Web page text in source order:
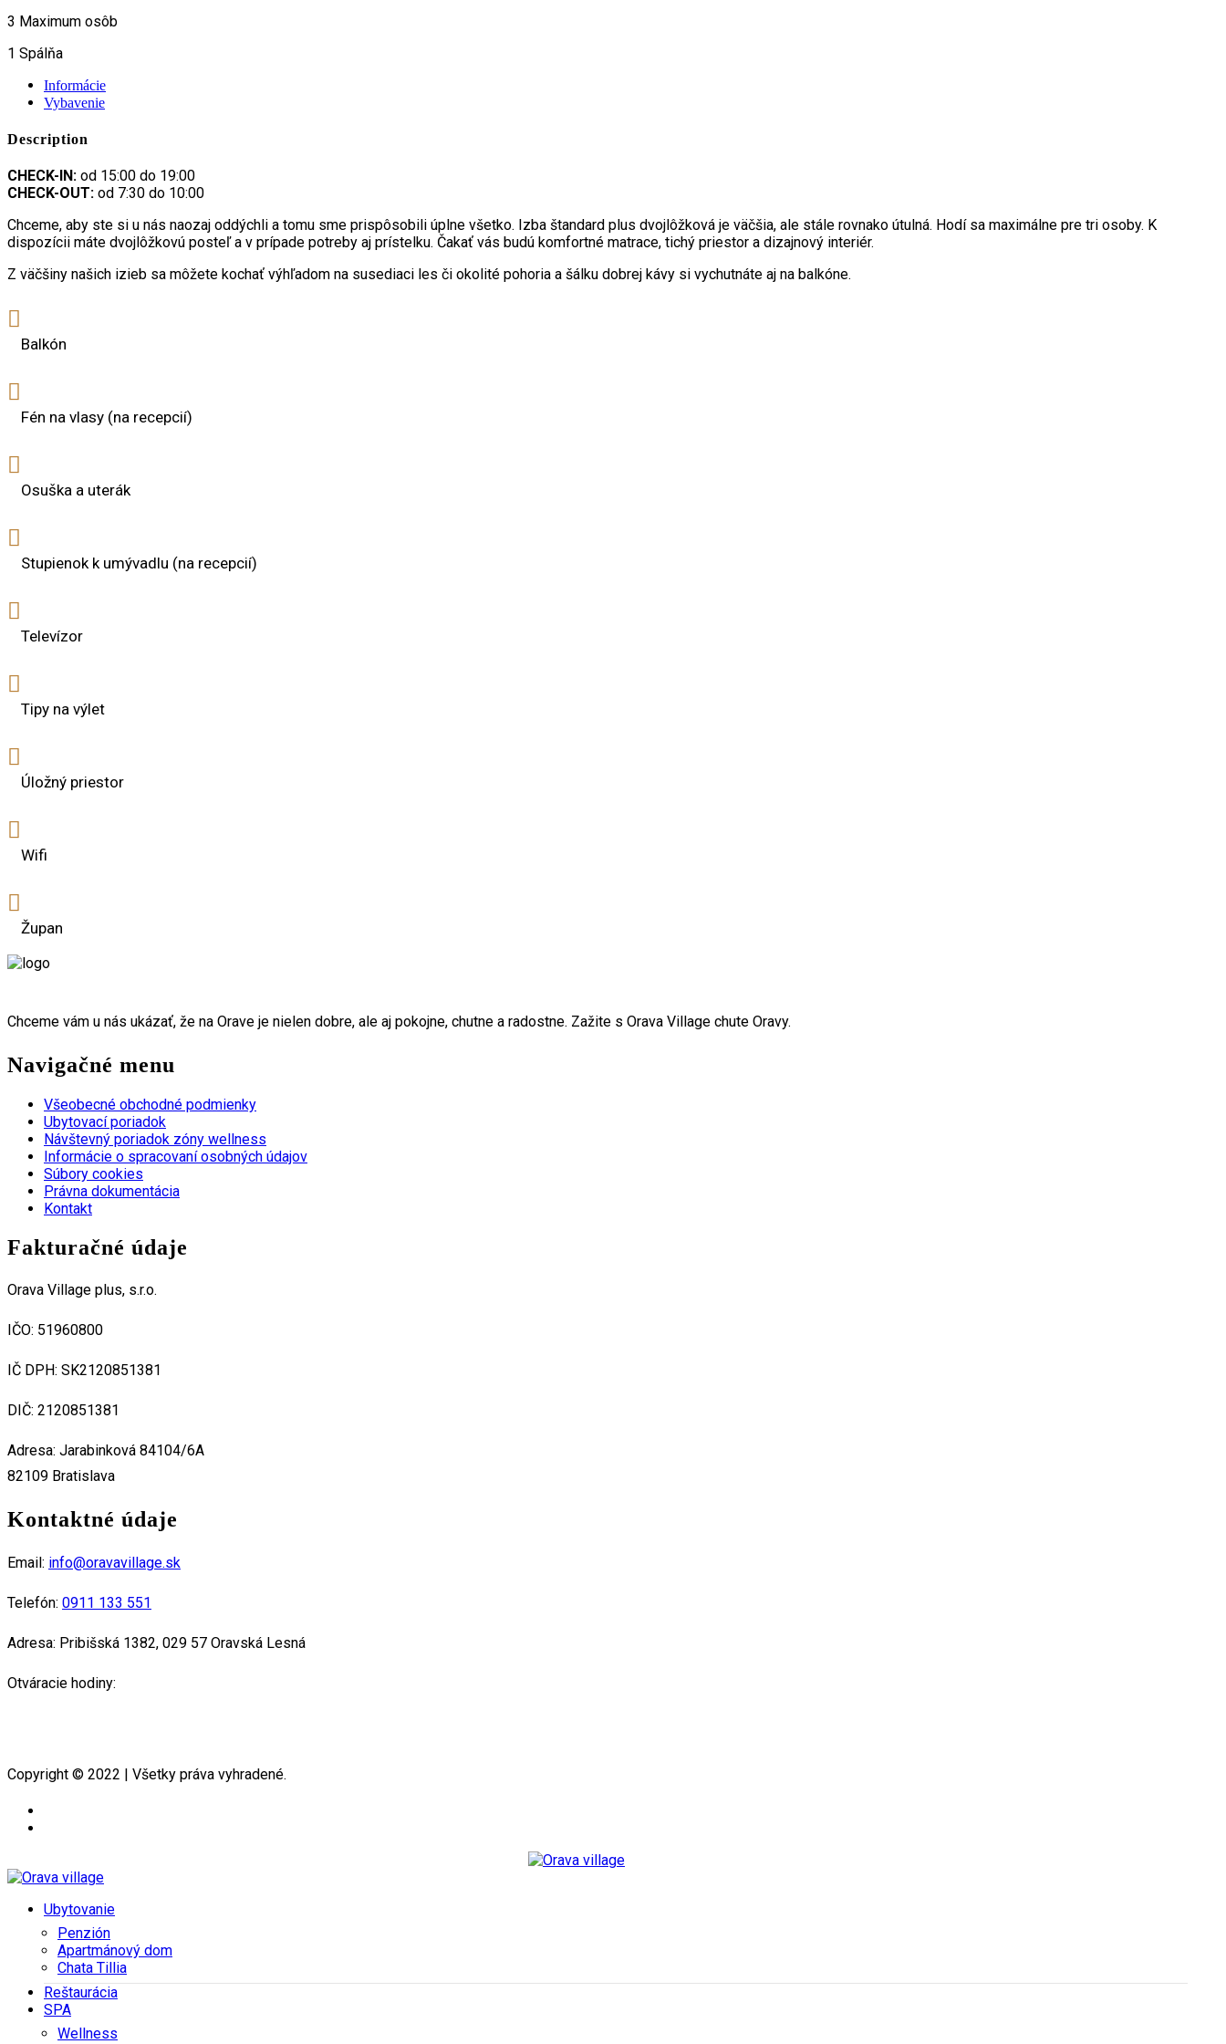
3 Maximum osôb
1 Spálňa
Informácie
Vybavenie
Description
CHECK-IN: od 15:00 do 19:00
CHECK-OUT: od 7:30 do 10:00
Chceme, aby ste si u nás naozaj oddýchli a tomu sme prispôsobili úplne všetko. Izba štandard plus dvojlôžková je väčšia, ale stále rovnako útulná. Hodí sa maximálne pre tri osoby. K
dispozícii máte dvojlôžkovú posteľ a v prípade potreby aj prístelku. Čakať vás budú komfortné matrace, tichý priestor a dizajnový interiér.
Z väčšiny našich izieb sa môžete kochať výhľadom na susediaci les či okolité pohoria a šálku dobrej kávy si vychutnáte aj na balkóne.
Balkón
Fén na vlasy (na recepcií)
Osuška a uterák
Stupienok k umývadlu (na recepcií)
Televízor
Tipy na výlet
Úložný priestor
Wifi
Župan
Chceme vám u nás ukázať, že na Orave je nielen dobre, ale aj pokojne, chutne a radostne. Zažite s Orava Village chute Oravy.
Navigačné menu
Všeobecné obchodné podmienky
Ubytovací poriadok
Návštevný poriadok zóny wellness
Informácie o spracovaní osobných údajov
Súbory cookies
Právna dokumentácia
Kontakt
Fakturačné údaje
Orava Village plus, s.r.o.
IČO: 51960800
IČ DPH: SK2120851381
DIČ: 2120851381
Adresa: Jarabinková 84104/6A
82109 Bratislava
Kontaktné údaje
Email: info@oravavillage.sk
Telefón: 0911 133 551
Adresa: Pribišská 1382, 029 57 Oravská Lesná
Otváracie hodiny:
Copyright © 2022 | Všetky práva vyhradené.
Ubytovanie
Penzión
Apartmánový dom
Chata Tillia
Reštaurácia
SPA
Wellness